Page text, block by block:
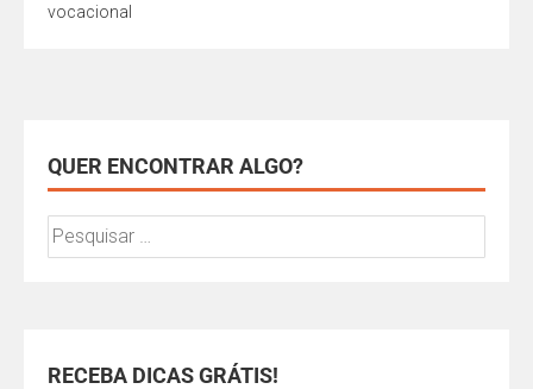
vocacional
QUER ENCONTRAR ALGO?
RECEBA DICAS GRÁTIS!